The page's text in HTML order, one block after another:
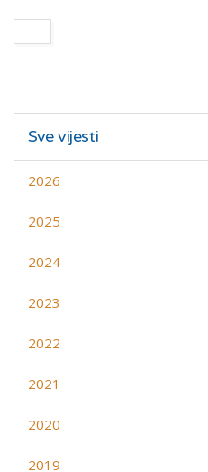
Sve vijesti
2026
2025
2024
2023
2022
2021
2020
2019